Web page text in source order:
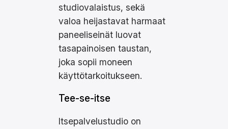
studiovalaistus, sekä
valoa heijastavat harmaat
paneeliseinät luovat
tasapainoisen taustan,
joka sopii moneen
käyttötarkoitukseen.
Tee-se-itse
Itsepalvelustudio on